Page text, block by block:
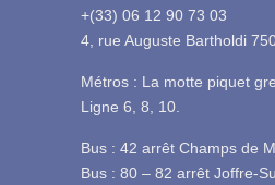
+(33) 06 12 90 73 03
4, rue Auguste Bartholdi
Métros : La motte piquet
Ligne 6, 8, 10.
Bus : 42 arrêt Champs de
Bus : 80 – 82 arrêt Joffre-